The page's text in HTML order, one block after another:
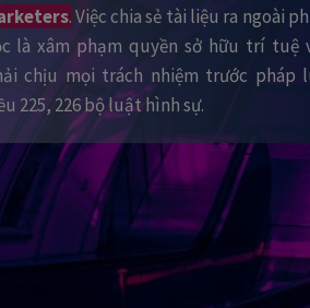
.Việc chia sẻ tài liệu ra ngoài
là xâm phạm quyền sở hữu trí tuệ
chịu mọi trách nhiệm trước pháp
225, 226 bộ luật hình sự.